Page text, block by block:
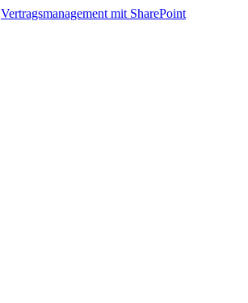
Vertragsmanagement mit SharePoint